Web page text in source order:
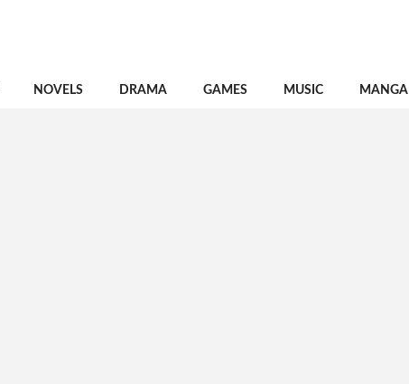
NOVELS DRAMA GAMES MUSIC MANGA